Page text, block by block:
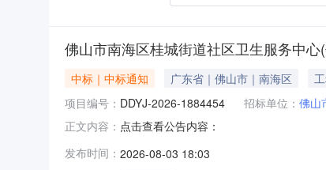
佛山市南海区桂城街道社区卫生服务中
中标｜中标通知 广东省｜佛山市｜南海区
项目编号： DDYJ-2026-1884454 招标单位： 佛山
正文内容： 点击查看公告内容：
发布时间： 2026-08-03 18:03